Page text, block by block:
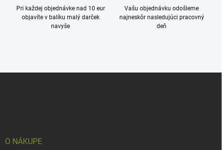
Pri každej objednávke nad 10 eur
objavíte v balíku malý darček
navyše
Vašu objednávku odošleme
najneskôr nasledujúci pracovný
deň
O NÁKUPE